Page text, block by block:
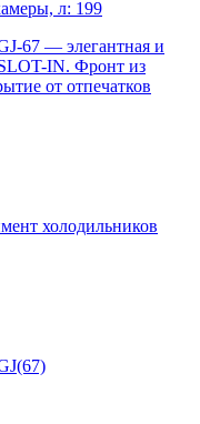
л: 199
67 — элегантная и
IN. Фронт из
от отпечатков
холодильников